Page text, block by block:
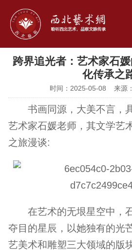
跨界追光者：艺术家石
化传承之
时间：2025-05-08 来源
书画同源，大美不言，
艺术家石媛老师，其文学艺
之旅漫谈:
在艺术的无垠星空中，
夺目的星辰，以她独有的光
艺美术和雕塑三大领域的版